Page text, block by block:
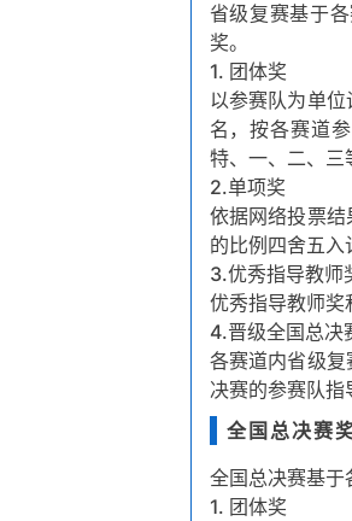
省级复赛基于
奖。
1. 团体奖
以参赛队为单
名，按各赛道
特、一、二、三
2.单项奖
依据网络投票
的比例四舍五入
3.优秀指导教师
优秀指导教师奖
4.晋级全国总决
各赛道内省级
决赛的参赛队
全国总决赛
全国总决赛基于
1. 团体奖